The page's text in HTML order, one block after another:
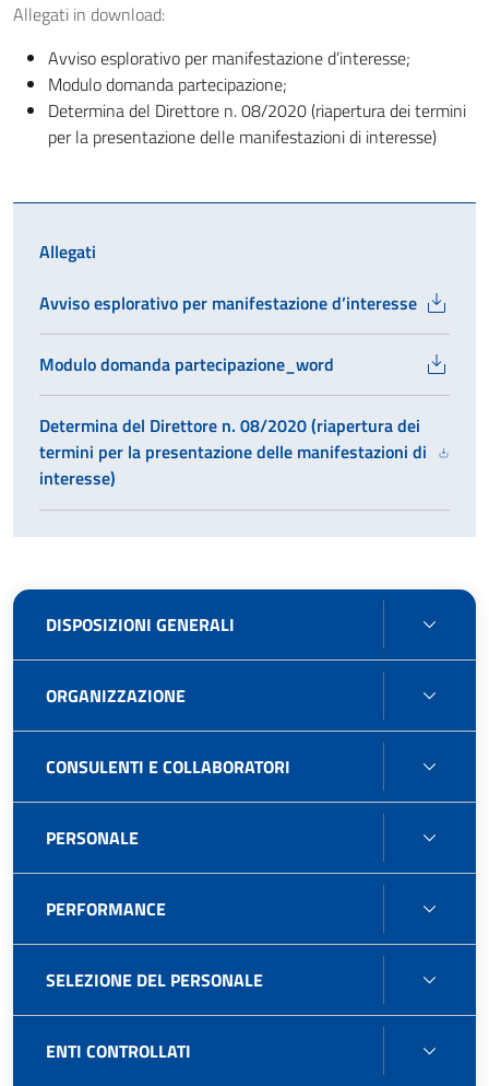
DISPOSIZIONI GENERALI
ORGANIZZAZIONE
CONSULENTI E COLLABORATORI
PERSONALE
PERFORMANCE
SELEZIONE DEL PERSONALE
ENTI CONTROLLATI
Allegati in download:
Avviso esplorativo per manifestazione d’interesse;
Modulo domanda partecipazione;
Determina del Direttore n. 08/2020 (riapertura dei termini
per la presentazione delle manifestazioni di interesse)
Allegati
Avviso esplorativo per manifestazione d’interesse
Modulo domanda partecipazione_word
Determina del Direttore n. 08/2020 (riapertura dei
termini per la presentazione delle manifestazioni di
interesse)